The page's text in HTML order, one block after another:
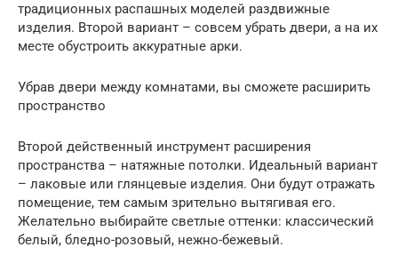
традиционных распашных моделей раздвижные
изделия. Второй вариант – совсем убрать двери, а на их
месте обустроить аккуратные арки.
Убрав двери между комнатами, вы сможете расширить
пространство
Второй действенный инструмент расширения
пространства – натяжные потолки. Идеальный вариант
– лаковые или глянцевые изделия. Они будут отражать
помещение, тем самым зрительно вытягивая его.
Желательно выбирайте светлые оттенки: классический
белый, бледно-розовый, нежно-бежевый.